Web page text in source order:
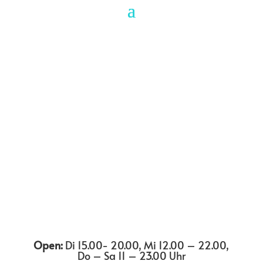
Open: Di 15.00- 20.00, Mi 12.00 – 22.00,
Do – Sa 11 – 23.00 Uhr